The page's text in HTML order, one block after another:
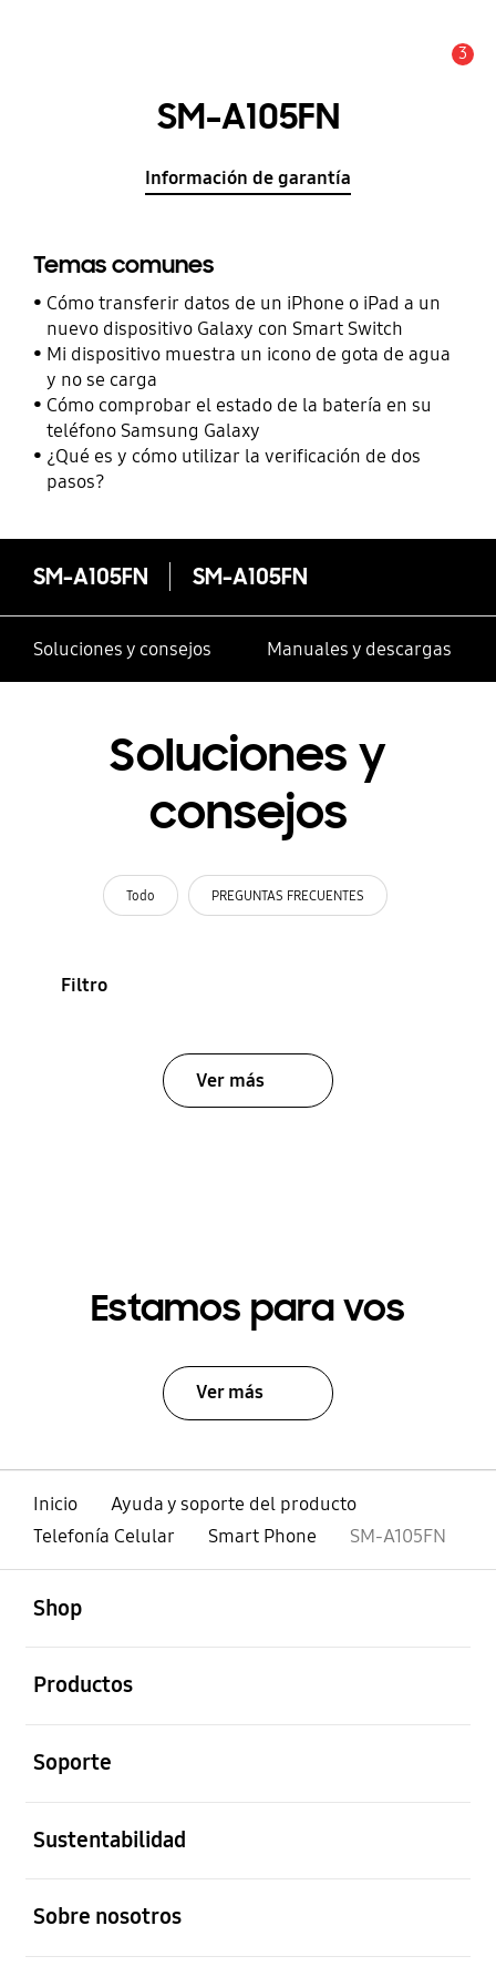
3
SM-A105FN
Información de garantía
Temas comunes
Cómo transferir datos de un iPhone o iPad a un
nuevo dispositivo Galaxy con Smart Switch
Mi dispositivo muestra un icono de gota de agua
y no se carga
Cómo comprobar el estado de la batería en su
teléfono Samsung Galaxy
¿Qué es y cómo utilizar la verificación de dos
pasos?
SM-A105FN SM-A105FN
Soluciones y consejos Manuales y descargas
Soluciones y
consejos
Todo PREGUNTAS FRECUENTES
Filtro
Ver más
Estamos para vos
Ver más
Inicio
Ayuda y soporte del producto
Telefonía Celular
Smart Phone SM-A105FN
Shop
Productos
Soporte
Sustentabilidad
Sobre nosotros